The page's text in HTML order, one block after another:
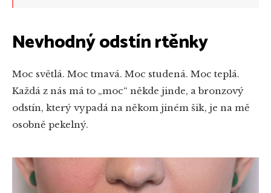
Nevhodný odstín rtěnky
Moc světlá. Moc tmavá. Moc studená. Moc teplá.
Každá z nás má to „moc“ někde jinde, a bronzový
odstín, který vypadá na někom jiném šik, je na mě
osobně pekelný.